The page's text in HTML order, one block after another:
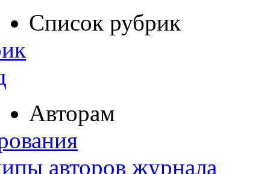
Список рубрик
Авторам
авторов журнала